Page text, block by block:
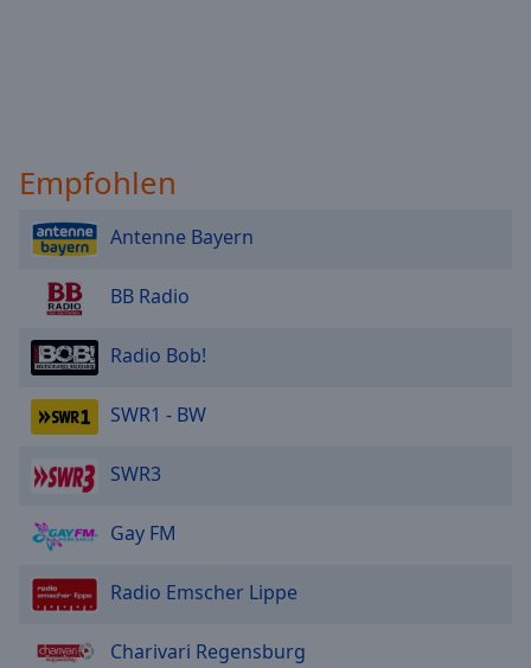
Empfohlen
Antenne Bayern
BB Radio
Radio Bob!
SWR1 - BW
SWR3
Gay FM
Radio Emscher Lippe
Charivari Regensburg